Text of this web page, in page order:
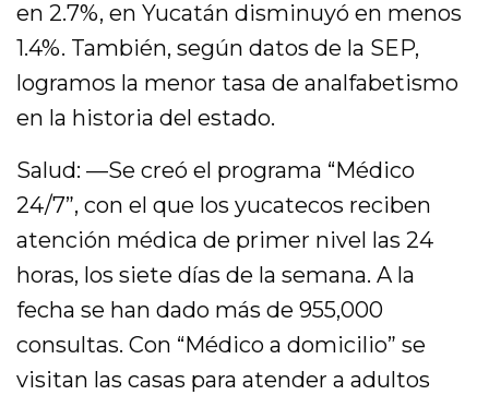
en 2.7%, en Yucatán disminuyó en menos
1.4%. También, según datos de la SEP,
logramos la menor tasa de analfabetismo
en la historia del estado.
Salud: —Se creó el programa “Médico
24/7”, con el que los yucatecos reciben
atención médica de primer nivel las 24
horas, los siete días de la semana. A la
fecha se han dado más de 955,000
consultas. Con “Médico a domicilio” se
visitan las casas para atender a adultos